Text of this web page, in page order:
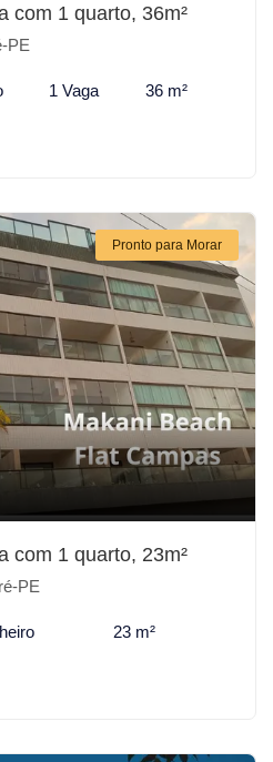
com 1 quarto, 36m²
PE
1 Vaga 36 m²
Pronto para Morar
com 1 quarto, 23m²
PE
23 m²